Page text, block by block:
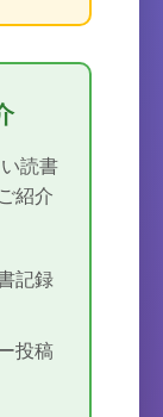
読書
紹介
記録
投稿